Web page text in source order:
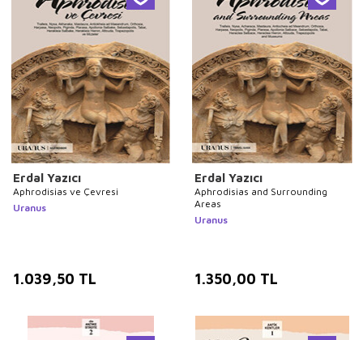
Erdal Yazıcı
Aphrodisias ve Çevresi
Uranus
1.039,50 TL
Erdal Yazıcı
Aphrodisias and Surrounding
Areas
Uranus
1.350,00 TL